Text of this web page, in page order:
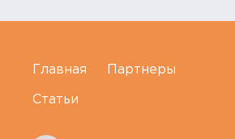
Главная Партнеры
Статьи